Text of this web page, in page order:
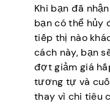
Khi bạn đã
bạn có thể hủy
tiếp thị nào
cách này, bạn
đợt giảm giá
tương tự và
thay vì chi tiêu